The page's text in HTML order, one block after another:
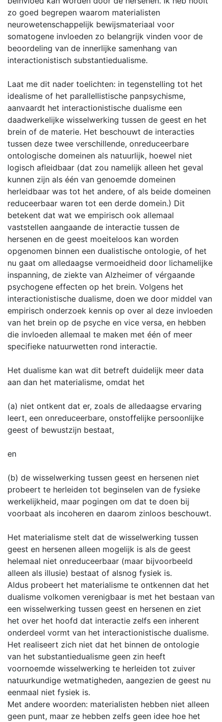
zo goed begrepen waarom materialisten
neurowetenschappelijk bewijsmateriaal voor
somatogene invloeden zo belangrijk vinden voor de
beoordeling van de innerlijke samenhang van
interactionistisch substantiedualisme.
Laat me dit nader toelichten: in tegenstelling tot het
idealisme of het parallellistische panpsychisme,
aanvaardt het interactionistische dualisme een
daadwerkelijke wisselwerking tussen de geest en het
brein of de materie. Het beschouwt de interacties
tussen deze twee verschillende, onreduceerbare
ontologische domeinen als natuurlijk, hoewel niet
logisch afleidbaar (dat zou namelijk alleen het geval
kunnen zijn als één van genoemde domeinen
herleidbaar was tot het andere, of als beide domeinen
reduceerbaar waren tot een derde domein.) Dit
betekent dat wat we empirisch ook allemaal
vaststellen aangaande de interactie tussen de
hersenen en de geest moeiteloos kan worden
opgenomen binnen een dualistische ontologie, of het
nu gaat om alledaagse vermoeidheid door lichamelijke
inspanning, de ziekte van Alzheimer of vérgaande
psychogene effecten op het brein. Volgens het
interactionistische dualisme, doen we door middel van
empirisch onderzoek kennis op over al deze invloeden
van het brein op de psyche en vice versa, en hebben
die invloeden allemaal te maken met één of meer
specifieke natuurwetten rond interactie.
Het dualisme kan wat dit betreft duidelijk meer data
aan dan het materialisme, omdat het
(a) niet ontkent dat er, zoals de alledaagse ervaring
leert, een onreduceerbare, onstoffelijke persoonlijke
geest of bewustzijn bestaat,
en
(b) de wisselwerking tussen geest en hersenen niet
probeert te herleiden tot beginselen van de fysieke
werkelijkheid, maar pogingen om dat te doen bij
voorbaat als incoheren en daarom zinloos beschouwt.
Het materialisme stelt dat de wisselwerking tussen
geest en hersenen alleen mogelijk is als de geest
helemaal niet onreduceerbaar (maar bijvoorbeeld
alleen als illusie) bestaat of alsnog fysiek is.
Aldus probeert het materialisme te ontkennen dat het
dualisme volkomen verenigbaar is met het bestaan van
een wisselwerking tussen geest en hersenen en ziet
het over het hoofd dat interactie zelfs een inherent
onderdeel vormt van het interactionistische dualisme.
Het realiseert zich niet dat het binnen de ontologie
van het substantiedualisme geen zin heeft
voornoemde wisselwerking te herleiden tot zuiver
natuurkundige wetmatigheden, aangezien de geest nu
eenmaal niet fysiek is.
Met andere woorden: materialisten hebben niet alleen
geen punt, maar ze hebben zelfs geen idee hoe het